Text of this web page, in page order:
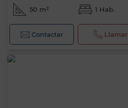
50 m² 1 Hab.
Contactar Llamar